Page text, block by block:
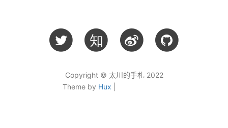
知
Copyright © 太川的手札 2022
Theme by Hux